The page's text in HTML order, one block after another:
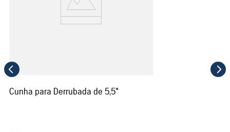
Cunha para Derrubada de 5,5"